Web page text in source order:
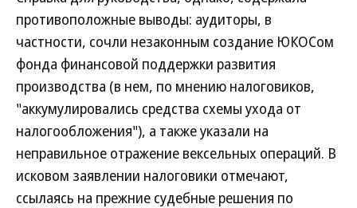
противоположные выводы: аудиторы, в
частности, сочли незаконным создание ЮКОСом
фонда финансовой поддержки развития
производства (в нем, по мнению налоговиков,
"аккумулировались средства схемы ухода от
налогообложения"), а также указали на
неправильное отражение вексельных операций. В
исковом заявлении налоговики отмечают,
ссылаясь на прежние судебные решения по